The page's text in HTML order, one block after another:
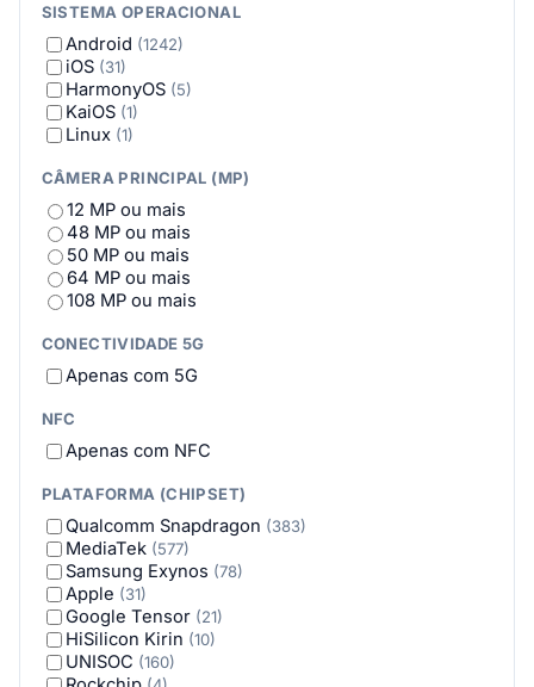
SISTEMA OPERACIONAL
Android (1242)
iOS (31)
HarmonyOS (5)
KaiOS (1)
Linux (1)
CÂMERA PRINCIPAL (MP)
12 MP ou mais
48 MP ou mais
50 MP ou mais
64 MP ou mais
108 MP ou mais
CONECTIVIDADE 5G
Apenas com 5G
NFC
Apenas com NFC
PLATAFORMA (CHIPSET)
Qualcomm Snapdragon (383)
MediaTek (577)
Samsung Exynos (78)
Apple (31)
Google Tensor (21)
HiSilicon Kirin (10)
UNISOC (160)